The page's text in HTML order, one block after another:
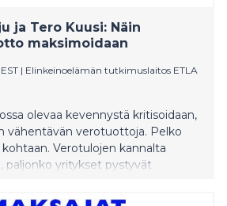
ja Tero Kuusi: Näin
maksimoidaan
| Elinkeinoelämän tutkimuslaitos ETLA
olevaa kevennystä kritisoidaan,
vähentävän verotuottoja. Pelko
Verotulojen kannalta
paljonko yritykset pystyvät
20 prosenttia. Veroprosentti